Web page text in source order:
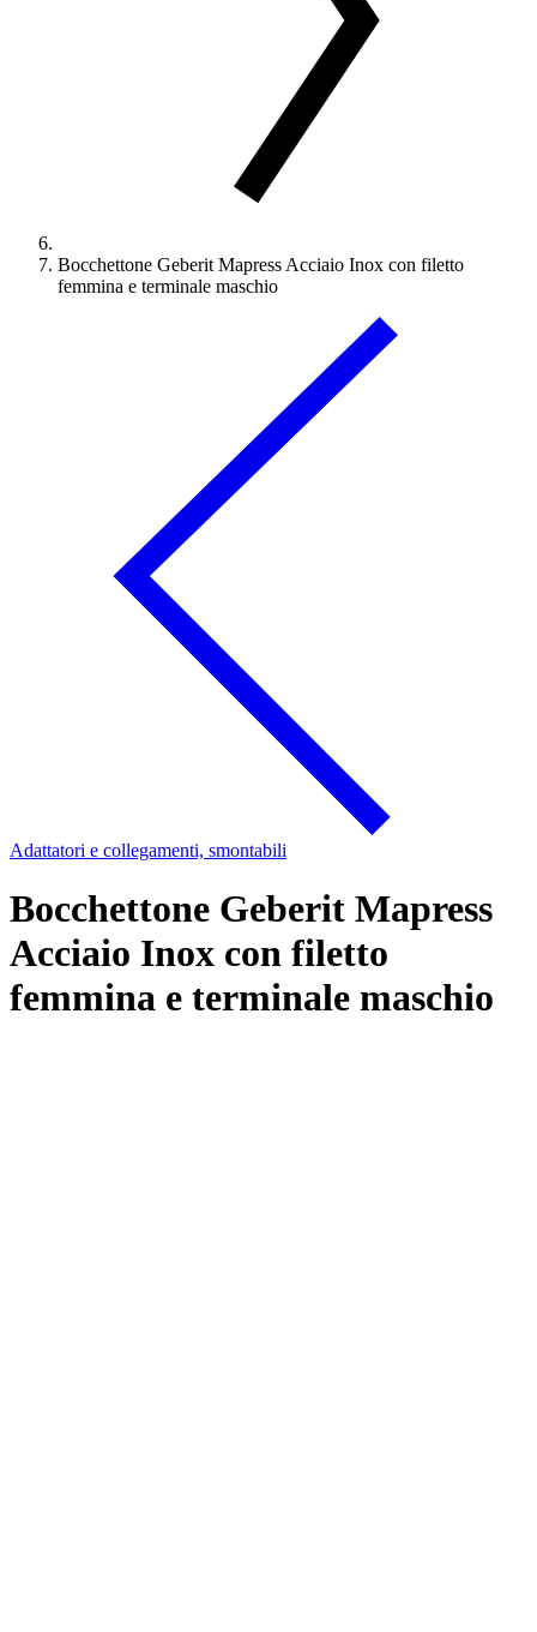
Bocchettone Geberit Mapress Acciaio Inox con filetto
femmina e terminale maschio
Adattatori e collegamenti, smontabili
Bocchettone Geberit Mapress
Acciaio Inox con filetto
femmina e terminale maschio